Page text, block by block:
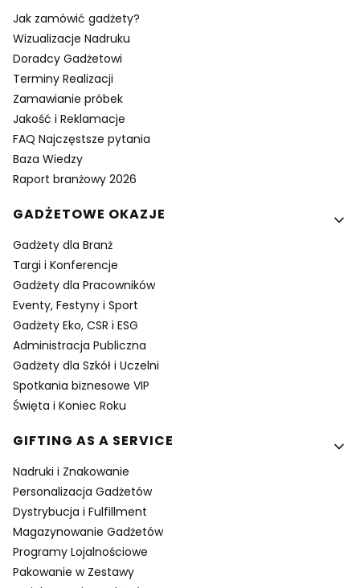
Jak zamówić gadżety?
Wizualizacje Nadruku
Doradcy Gadżetowi
Terminy Realizacji
Zamawianie próbek
Jakość i Reklamacje
FAQ Najczęstsze pytania
Baza Wiedzy
Raport branżowy 2026
GADŻETOWE OKAZJE
Gadżety dla Branż
Targi i Konferencje
Gadżety dla Pracowników
Eventy, Festyny i Sport
Gadżety Eko, CSR i ESG
Administracja Publiczna
Gadżety dla Szkół i Uczelni
Spotkania biznesowe VIP
Święta i Koniec Roku
GIFTING AS A SERVICE
Nadruki i Znakowanie
Personalizacja Gadżetów
Dystrybucja i Fulfillment
Magazynowanie Gadżetów
Programy Lojalnościowe
Pakowanie w Zestawy